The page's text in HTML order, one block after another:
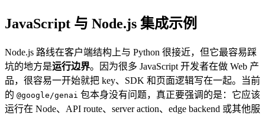
JavaScript 与 Node.js 集成示例
Node.js 路线在客户端结构上与 Python 很接近，但它最容易踩
坑的地方是运行边界。因为很多 JavaScript 开发者在做 Web 产
品，很容易一开始就把 key、SDK 和页面逻辑写在一起。当前
的 @google/genai 包本身没有问题，真正要强调的是：它应该
运行在 Node、API route、server action、edge backend 或其他服